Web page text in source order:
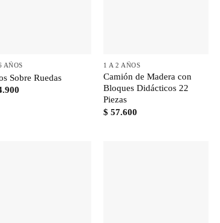
AÑOS
Sobre Ruedas
1 A 2 AÑOS
Camión de Madera con
Bloques Didácticos 22
Piezas
$ 57.600